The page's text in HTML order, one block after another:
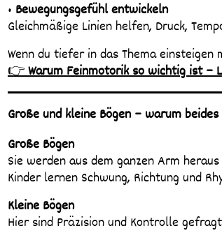
• Bewegungsgefühl entwickeln
Gleichmäßige Linien helfen, Druck,
Wenn du tiefer in das Thema einsteigen
👉Warum Feinmotorik so wichtig ist –
Große und kleine Bögen – warum
Große Bögen
Sie werden aus dem ganzen Arm
Kinder lernen Schwung, Richtung und
Kleine Bögen
Hier sind Präzision und Kontrolle